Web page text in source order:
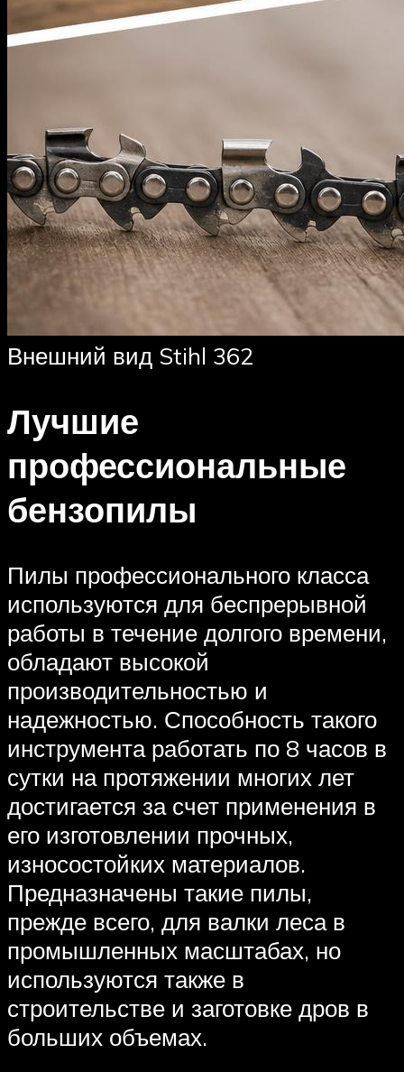
Внешний вид Stihl 362
Лучшие
профессиональные
бензопилы
Пилы профессионального класса
используются для беспрерывной
работы в течение долгого времени,
обладают высокой
производительностью и
надежностью. Способность такого
инструмента работать по 8 часов в
сутки на протяжении многих лет
достигается за счет применения в
его изготовлении прочных,
износостойких материалов.
Предназначены такие пилы,
прежде всего, для валки леса в
промышленных масштабах, но
используются также в
строительстве и заготовке дров в
больших объемах.